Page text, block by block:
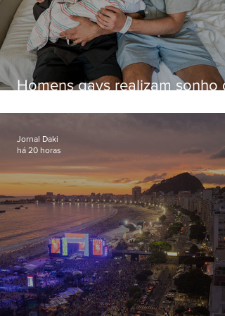
Homens gays realizam sonho
paternidade
Jornal Daki
há 20 horas